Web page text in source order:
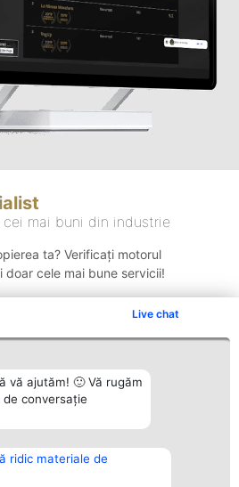
Live chat
vă ajutăm! 🙂 Vă rugăm
conversație
ridic materiale de
mai buni din industrie
ta? Verificați motorul
doar cele mai bune servicii!
Plebiscyt Contact